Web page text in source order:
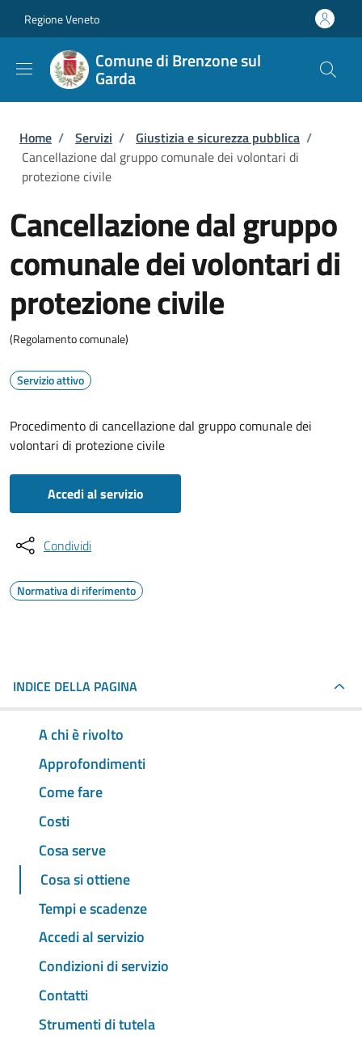
Regione Veneto
Comune di Brenzone sul
Garda
Briciole di pane
Home / Servizi / Giustizia e sicurezza pubblica /
Cancellazione dal gruppo comunale dei volontari di
protezione civile
Cancellazione dal gruppo
comunale dei volontari di
protezione civile
(Regolamento comunale)
Servizio attivo
Procedimento di cancellazione dal gruppo comunale dei
volontari di protezione civile
Accedi al servizio
Condividi
Normativa di riferimento
INDICE DELLA PAGINA
A chi è rivolto
Approfondimenti
Come fare
Costi
Cosa serve
Cosa si ottiene
Tempi e scadenze
Accedi al servizio
Condizioni di servizio
Contatti
Strumenti di tutela